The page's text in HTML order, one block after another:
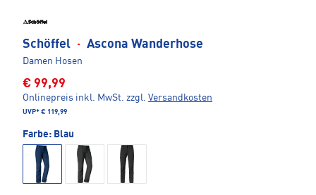
Schöffel · Ascona Wanderhose
Damen Hosen
€ 99,99
Onlinepreis inkl. MwSt. zzgl. Versandkosten
UVP* € 119,99
Farbe: Blau